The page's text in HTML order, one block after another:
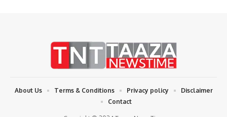
About Us Terms & Conditions Privacy policy
Disclaimer
Contact